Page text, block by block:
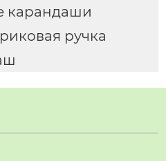
карандаши
ручка